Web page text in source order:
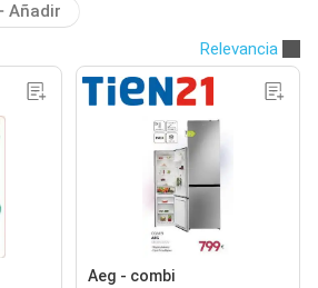
Añadir
Relevancia
Aeg - combi